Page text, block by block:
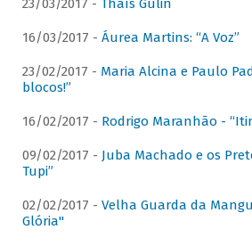
23/03/2017 - Thaís Gulin
16/03/2017 - Áurea Martins: “A Voz”
23/02/2017 - Maria Alcina e Paulo
blocos!”
16/02/2017 - Rodrigo Maranhão -
09/02/2017 - Juba Machado e os
Tupi”
02/02/2017 - Velha Guarda da
Glória"